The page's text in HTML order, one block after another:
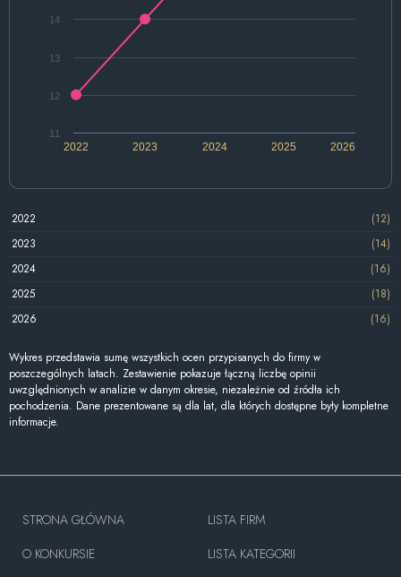
2022 2024 2026
2023 2025
11
12
13
14
2022
(12)
2023
(14)
2024
(16)
2025
(18)
2026
(16)
Wykres przedstawia sumę wszystkich ocen przypisanych do firmy w
poszczególnych latach. Zestawienie pokazuje łączną liczbę opinii
uwzględnionych w analizie w danym okresie, niezależnie od źródła ich
pochodzenia. Dane prezentowane są dla lat, dla których dostępne były kompletne
informacje.
STRONA GŁÓWNA
O KONKURSIE
LISTA FIRM
LISTA KATEGORII